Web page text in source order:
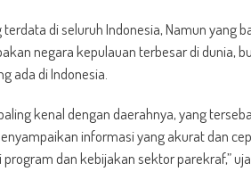
di seluruh Indonesia, Namun yang
negara kepulauan terbesar di dunia,
ada di Indonesia.
kenal dengan daerahnya, yang
informasi yang akurat dan
dan kebijakan sektor parekraf,”